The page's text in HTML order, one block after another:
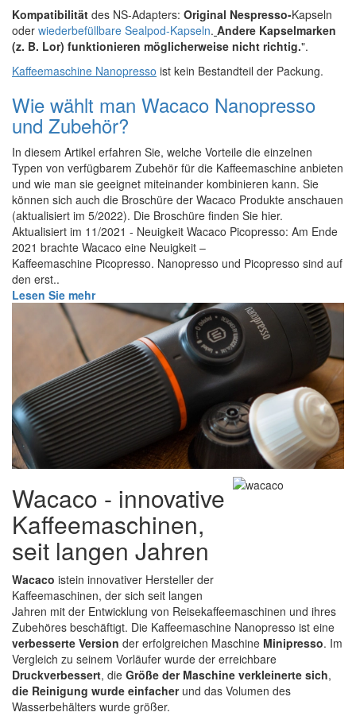
Kompatibilität des NS-Adapters: Original Nespresso-Kapseln
oder wiederbefüllbare Sealpod-Kapseln. Andere Kapselmarken
(z. B. Lor) funktionieren möglicherweise nicht richtig.".
Kaffeemaschine Nanopresso ist kein Bestandteil der Packung.
Wie wählt man Wacaco Nanopresso
und Zubehör?
In diesem Artikel erfahren Sie, welche Vorteile die einzelnen
Typen von verfügbarem Zubehör für die Kaffeemaschine anbieten
und wie man sie geeignet miteinander kombinieren kann. Sie
können sich auch die Broschüre der Wacaco Produkte anschauen
(aktualisiert im 5/2022). Die Broschüre finden Sie hier.
Aktualisiert im 11/2021 - Neuigkeit Wacaco Picopresso: Am Ende
2021 brachte Wacaco eine Neuigkeit –
Kaffeemaschine Picopresso. Nanopresso und Picopresso sind auf
den erst..
Lesen Sie mehr
Wacaco - innovative
Kaffeemaschinen,
seit langen Jahren
Wacaco istein innovativer Hersteller der
Kaffeemaschinen, der sich seit langen
Jahren mit der Entwicklung von Reisekaffeemaschinen und ihres
Zubehöres beschäftigt. Die Kaffeemaschine Nanopresso ist eine
verbesserte Version der erfolgreichen Maschine Minipresso. Im
Vergleich zu seinem Vorläufer wurde der erreichbare
Druckverbessert, die Größe der Maschine verkleinerte sich,
die Reinigung wurde einfacherund das Volumen des
Wasserbehälters wurde größer.